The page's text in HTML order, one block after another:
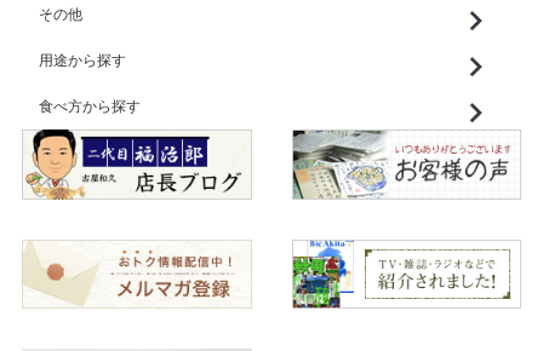
その他
用途から探す
食べ方から探す